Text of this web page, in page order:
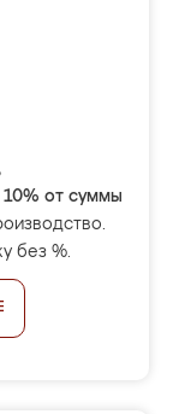
10% от суммы
без %.